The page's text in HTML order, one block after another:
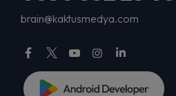
brain@kaktusmedya.com